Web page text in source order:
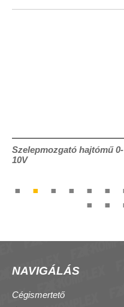
Szelepmozgató hajtómű 0-
10V
NAVIGÁLÁS
Cégismertető